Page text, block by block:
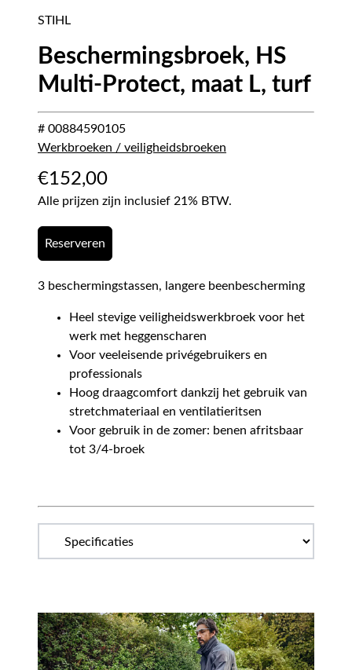
STIHL
Beschermingsbroek, HS
Multi-Protect, maat L, turf
# 00884590105
Werkbroeken / veiligheidsbroeken
€152,00
Alle prijzen zijn inclusief 21% BTW.
Reserveren
3 beschermingstassen, langere beenbescherming
Heel stevige veiligheidswerkbroek voor het
werk met heggenscharen
Voor veeleisende privégebruikers en
professionals
Hoog draagcomfort dankzij het gebruik van
stretchmateriaal en ventilatieritsen
Voor gebruik in de zomer: benen afritsbaar
tot 3/4-broek